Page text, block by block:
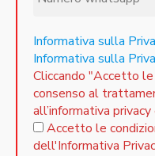
Informativa sulla
Informativa sulla
Cliccando "Accetto
consenso al
all’informativa
Accetto le
dell'Informativa